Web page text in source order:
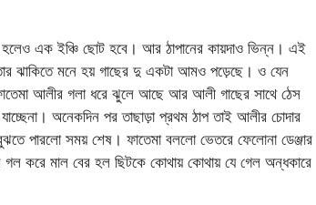
হলেও এক ইঞ্চি ছোট হবে। আর ঠাপানের কায়দাও ভিন্ন। এই
তার ঝাকিতে মনে হয় গাছের দু একটা আমও পড়েছে। ও যেন
আলীর গলা ধরে ঝুলে আছে আর আলী গাছের সাথে ঠেস
অনেকদিন পর তাছাড়া প্রথম ঠাপ তাই আলীর চোদার
পারলো সময় শেষ। ফাতেমা বললো ভেতরে ফেলোনা ডেঞ্জার
করে মাল বের হল ছিটকে কোথায় কোথায় যে গেল অন্ধকারে